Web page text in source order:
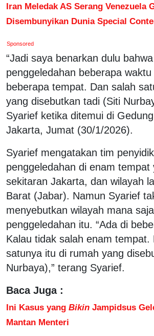
Iran Meledak AS Serang Venezuela
Disembunyikan Dunia Special
Sponsored
“Jadi saya benarkan dulu
penggeledahan beberapa
beberapa tempat. Dan salah
yang disebutkan tadi (Siti
Syarief ketika ditemui di
Jakarta, Jumat (30/1/2026).
Syarief mengatakan tim
penggeledahan di enam tempat
sekitaran Jakarta, dan wilayah
Barat (Jabar). Namun Syarief
menyebutkan wilayah mana
penggeledahan itu. “Ada di
Kalau tidak salah enam tempat.
satunya itu di rumah yang
Nurbaya),” terang Syarief.
Baca Juga :
Ini Kasus yang Bikin Jampidsus
Mantan Menteri